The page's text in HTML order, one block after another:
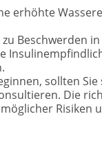
erhöhte
Beschwerden
sollten
Die
Risiken